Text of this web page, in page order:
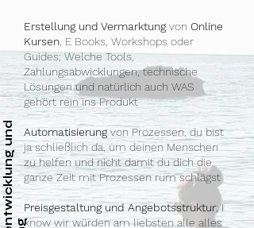
Erstellung und Vermarktung von Online
Kursen , E Books, Workshops oder
Guides; Welche Tools,
Zahlungsabwicklungen, technische
Lösungen und natürlich auch WAS
gehört rein ins Produkt
Automatisierung von Prozessen, du bist
ja schließlich da, um deinen Menschen
zu helfen und nicht damit du dich die
ganze Zeit mit Prozessen rum schlägst
Preisgestaltung und Angebotsstruktur; I
know wir würden am liebsten alle alles